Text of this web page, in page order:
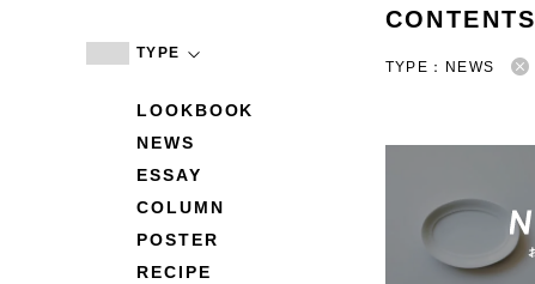
TYPE
LOOKBOOK
NEWS
ESSAY
COLUMN
POSTER
RECIPE
CONTENTS
TYPE：NEWS